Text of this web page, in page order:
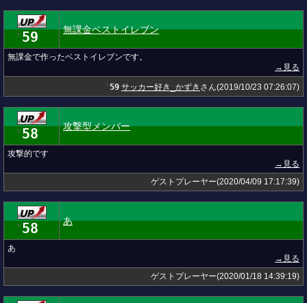
★ 59 無課金ベストイレブン
無課金で作ったベストイレブンです。
→見る
59 サッカー好き_かずき さん(2019/10/23 07:26:07)
★ 58 攻撃型メンバー
攻撃的です
→見る
ゲストプレーヤー(2020/04/09 17:17:39)
★ 58 あ
あ
→見る
ゲストプレーヤー(2020/01/18 14:39:19)